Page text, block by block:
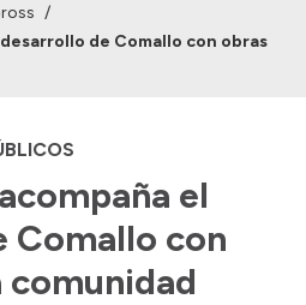
/
de Comallo con obras
el
Comallo con
comunidad